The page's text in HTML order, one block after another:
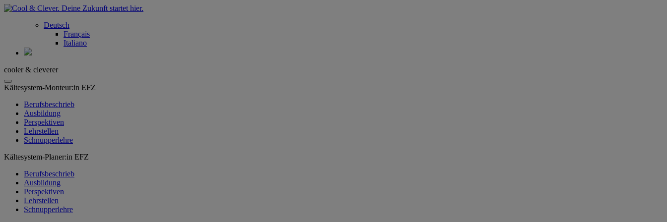
Deutsch
Français
Italiano
cooler & cleverer
Kältesystem-Monteur:in EFZ
Berufsbeschrieb
Ausbildung
Perspektiven
Lehrstellen
Schnupperlehre
Kältesystem-Planer:in EFZ
Berufsbeschrieb
Ausbildung
Perspektiven
Lehrstellen
Schnupperlehre